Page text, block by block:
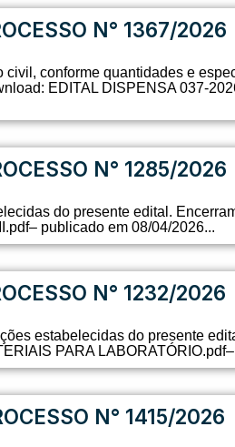
N° 1367/2026
conforme quantidades e
EDITAL DISPENSA 037-
N° 1285/2026
do presente edital.
publicado em 08/04/2026...
N° 1232/2026
estabelecidas do presente
PARA
N° 1415/2026